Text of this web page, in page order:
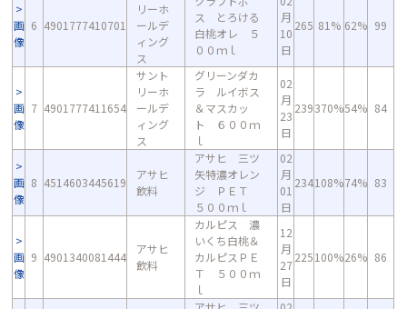
画
像
6 4901777410701
リーホ
ールデ
ィング
ス
ス とろける
白桃オレ ５
００ｍｌ
月
10
日
265 81% 62% 99
画
像
7 4901777411654
サント
リーホ
ールデ
ィング
ス
グリーンダカ
ラ ルイボス
＆マスカッ
ト ６００ｍ
ｌ
02
月
23
日
239370%54% 84
画
像
8 4514603445619
アサヒ
飲料
アサヒ 三ツ
矢特濃オレン
ジ ＰＥＴ
５００ｍｌ
02
月
01
日
234108%74% 83
画
像
9 4901340081444
アサヒ
飲料
カルピス 濃
いくち白桃＆
カルピスＰＥ
Ｔ ５００ｍ
ｌ
12
月
27
日
225100%26% 86